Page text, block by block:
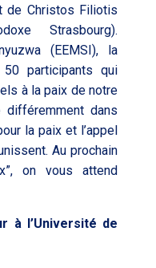
de Christos Filiotis
Strasbourg).
(EEMSI), la
participants qui
à la paix de notre
différemment dans
la paix et l’appel
Au prochain
on vous attend
à l’Université de